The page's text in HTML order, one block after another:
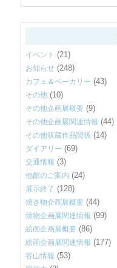
イベント (21)
お知らせ (248)
カフェ＆ベーカリー (43)
その他 (10)
その他企画展概要 (9)
その他企画展関連情報 (44)
その他収蔵作品関係 (14)
ダイアリー (69)
交通情報 (3)
他館のご案内 (24)
展示終了 (128)
焼き物企画展概要 (44)
焼物企画展関連情報 (99)
絵画企画展概要 (86)
絵画企画展関連情報 (177)
谷山情報 (53)